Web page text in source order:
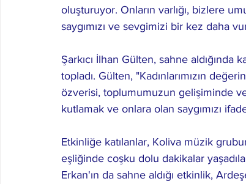
oluşturuyor. Onların varlığı, bizlere
saygımızı ve sevgimizi bir kez daha
Şarkıcı İlhan Gülten, sahne aldığında
topladı. Gülten, "Kadınlarımızın
özverisi, toplumumuzun gelişiminde
kutlamak ve onlara olan saygımızı
Etkinliğe katılanlar, Koliva müzik
eşliğinde coşku dolu dakikalar
Erkan'ın da sahne aldığı etkinlik,